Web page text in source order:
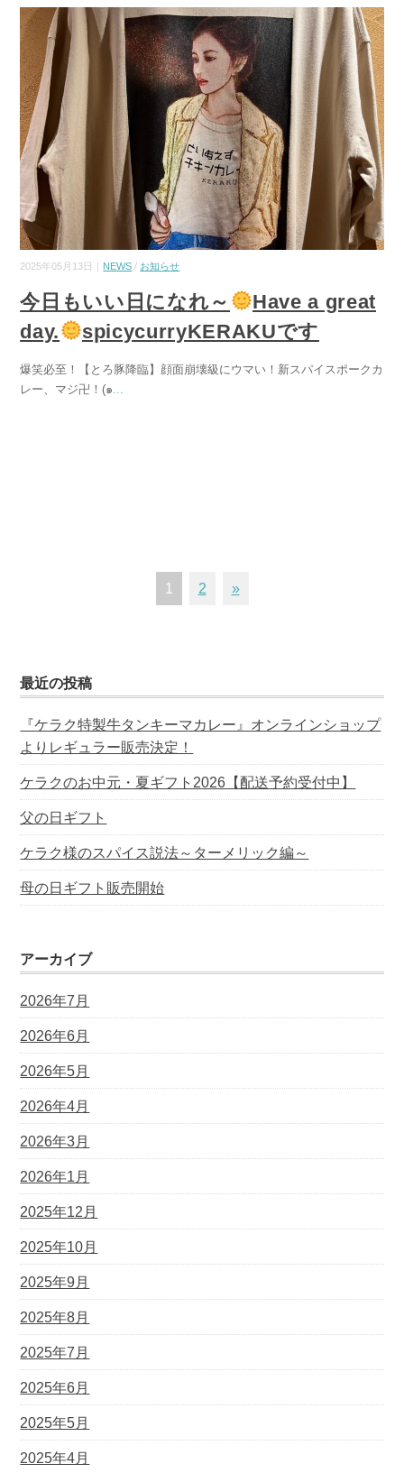
2025年05月13日｜ NEWS / お知らせ
今日もいい日になれ～
Have a great
day.
spicycurryKERAKUです
爆笑必至！【とろ豚降臨】顔面崩壊級にウマい！新スパイスポークカ
レー、マジ卍！(๑
1 2 »
最近の投稿
『ケラク特製牛タンキーマカレー』オンラインショップ
よりレギュラー販売決定！
ケラクのお中元・夏ギフト2026【配送予約受付中】
父の日ギフト
ケラク様のスパイス説法～ターメリック編～
母の日ギフト販売開始
アーカイブ
2026年7月
2026年6月
2026年5月
2026年4月
2026年3月
2026年1月
2025年12月
2025年10月
2025年9月
2025年8月
2025年7月
2025年6月
2025年5月
2025年4月